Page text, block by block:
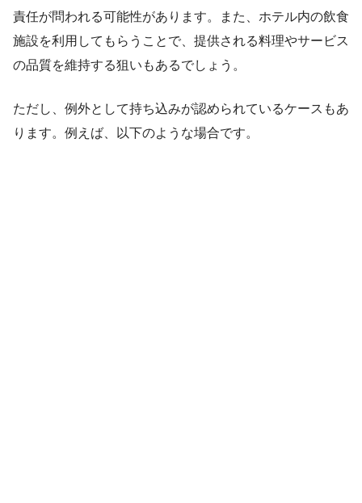
責任が問われる可能性があります。また、ホテル内の飲食
施設を利用してもらうことで、提供される料理やサービス
の品質を維持する狙いもあるでしょう。
ただし、例外として持ち込みが認められているケースもあ
ります。例えば、以下のような場合です。